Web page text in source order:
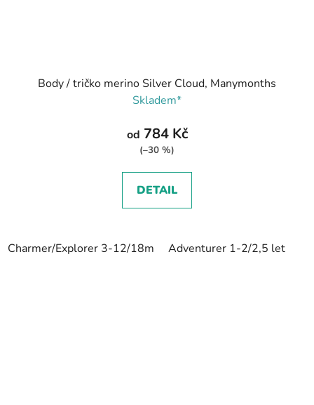
Body / tričko merino Silver Cloud, Manymonths
Skladem*
od 784 Kč
(–30 %)
DETAIL
Charmer/Explorer 3-12/18m Adventurer 1-2/2,5 let